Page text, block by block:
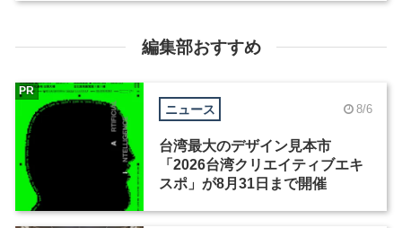
編集部おすすめ
ニュース 8/6
台湾最大のデザイン見本市
「2026台湾クリエイティブエキ
スポ」が8月31日まで開催
PR